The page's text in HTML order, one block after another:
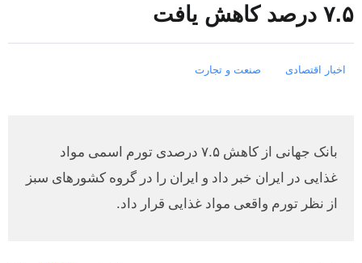
۷.۵ درصد کاهش یافت
اخبار اقتصادی صنعت و تجارت
بانک جهانی از کاهش ۷.۵ درصدی تورم اسمی مواد
غذایی در ایران خبر داد و ایران را در گروه کشورهای سبز
از نظر تورم واقعی مواد غذایی قرار داد.